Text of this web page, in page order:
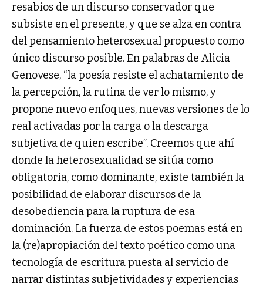
resabios de un discurso conservador que
subsiste en el presente, y que se alza en contra
del pensamiento heterosexual propuesto como
único discurso posible. En palabras de Alicia
Genovese, “la poesía resiste el achatamiento de
la percepción, la rutina de ver lo mismo, y
propone nuevo enfoques, nuevas versiones de lo
real activadas por la carga o la descarga
subjetiva de quien escribe”. Creemos que ahí
donde la heterosexualidad se sitúa como
obligatoria, como dominante, existe también la
posibilidad de elaborar discursos de la
desobediencia para la ruptura de esa
dominación. La fuerza de estos poemas está en
la (re)apropiación del texto poético como una
tecnología de escritura puesta al servicio de
narrar distintas subjetividades y experiencias